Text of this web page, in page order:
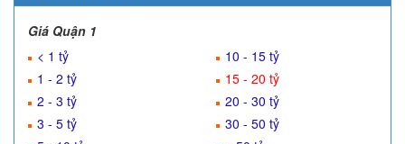
Giá Quận 1
< 1 tỷ
1 - 2 tỷ
2 - 3 tỷ
3 - 5 tỷ
10 - 15 tỷ
15 - 20 tỷ
20 - 30 tỷ
30 - 50 tỷ